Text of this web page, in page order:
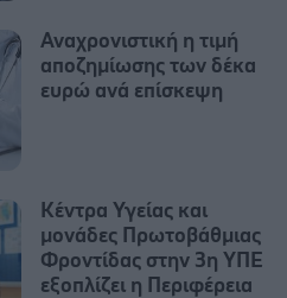
Αναχρονιστική η τιμή
αποζημίωσης των δέκα
ευρώ ανά επίσκεψη
Κέντρα Υγείας και
μονάδες Πρωτοβάθμιας
Φροντίδας στην 3η ΥΠΕ
εξοπλίζει η Περιφέρεια